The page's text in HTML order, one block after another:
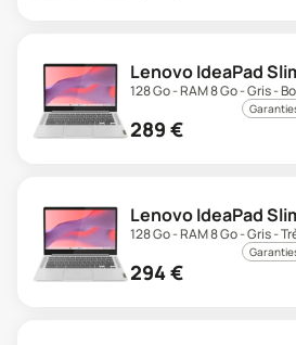
Lenovo IdeaPad
128 Go - RAM 8 Go - Gris -
289 €
Lenovo IdeaPad
128 Go - RAM 8 Go - Gris -
294€